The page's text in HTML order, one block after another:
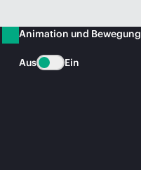
Animation und Bewegung
Aus Ein